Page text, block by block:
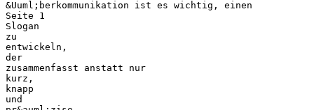
&Uuml;berkommunikation ist es wichtig, einen
Seite 1
Slogan
zu
entwickeln,
der
zusammenfasst anstatt nur
kurz,
knapp
und